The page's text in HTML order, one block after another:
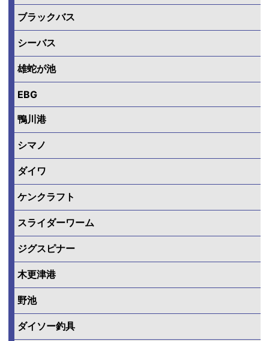
ブラックバス
シーバス
雄蛇が池
EBG
鴨川港
シマノ
ダイワ
ケンクラフト
スライダーワーム
ジグスピナー
木更津港
野池
ダイソー釣具